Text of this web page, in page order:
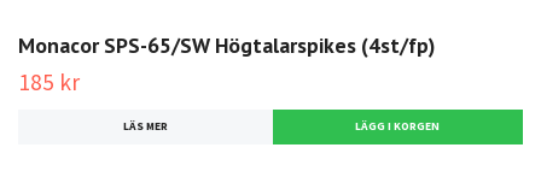
Monacor SPS-65/SW Högtalarspikes (4st/fp)
185 kr
LÄS MER